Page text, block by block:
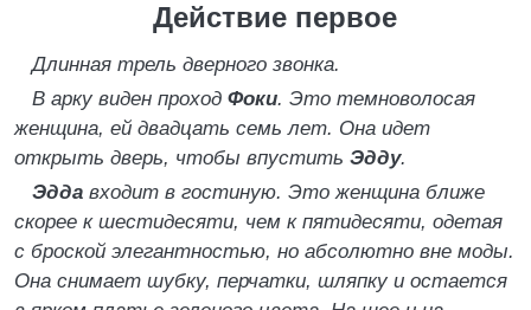
Действие первое
Длинная трель дверного звонка.
В арку виден проход Фоки. Это темноволосая
женщина, ей двадцать семь лет. Она идет
открыть дверь, чтобы впустить Эдду.
Эдда входит в гостиную. Это женщина ближе
скорее к шестидесяти, чем к пятидесяти, одетая
с броской элегантностью, но абсолютно вне моды.
Она снимает шубку, перчатки, шляпку и остается